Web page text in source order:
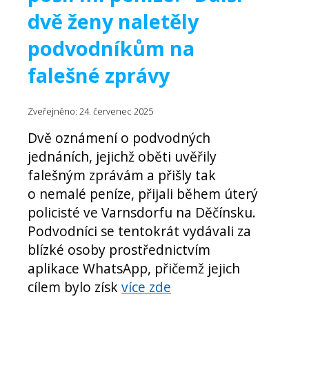
dvě ženy naletěly
podvodníkům na
falešné zprávy
Zveřejněno: 24. červenec 2025
Dvě oznámení o podvodných
jednáních, jejichž oběti uvěřily
falešným zprávám a přišly tak
o nemalé peníze, přijali během úterý
policisté ve Varnsdorfu na Děčínsku.
Podvodníci se tentokrát vydávali za
blízké osoby prostřednictvím
aplikace WhatsApp, přičemž jejich
cílem bylo získvíce zde